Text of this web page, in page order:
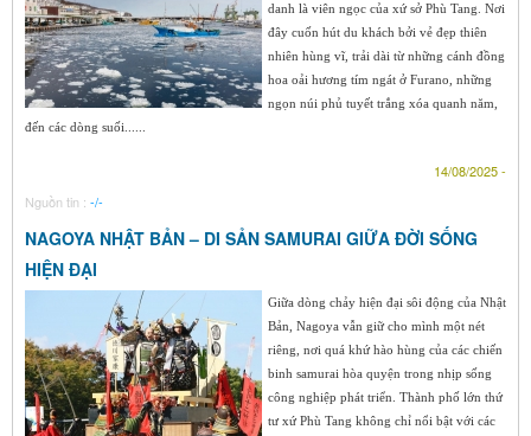
danh là viên ngọc của xứ sở Phù Tang. Nơi
đây cuốn hút du khách bởi vẻ đẹp thiên
nhiên hùng vĩ, trải dài từ những cánh đồng
hoa oải hương tím ngát ở Furano, những
ngọn núi phủ tuyết trắng xóa quanh năm,
đến các dòng suối......
14/08/2025 -
Nguồn tin : -/-
NAGOYA NHẬT BẢN – DI SẢN SAMURAI GIỮA ĐỜI SỐNG
HIỆN ĐẠI
Giữa dòng chảy hiện đại sôi động của Nhật
Bản, Nagoya vẫn giữ cho mình một nét
riêng, nơi quá khứ hào hùng của các chiến
binh samurai hòa quyện trong nhịp sống
công nghiệp phát triển. Thành phố lớn thứ
tư xứ Phù Tang không chỉ nổi bật với các